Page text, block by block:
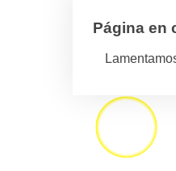
Página en